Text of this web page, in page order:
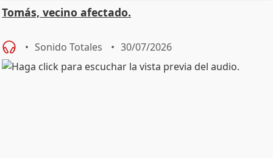
Tomás, vecino afectado.
Sonido Totales 30/07/2026